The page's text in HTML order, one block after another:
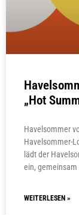
„Hot
Havelsommer
Havelsommer-
lädt der
ein,
WEITERLESEN »